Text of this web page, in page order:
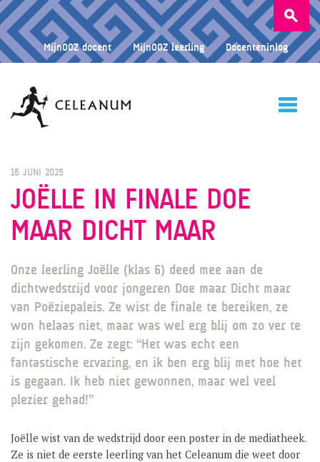
Zoeken
naar:
MijnOOZ docent MijnOOZ leerling Docenteninlog
CELEANUM
ONDERWIJS
GROEP 8 / JONG CELEANUM
16 JUNI 2025
JOËLLE IN FINALE DOE
MAAR DICHT MAAR
Onze leerling Joëlle (klas 6) deed mee aan de
dichtwedstrijd voor jongeren Doe maar Dicht maar
van Poëziepaleis. Ze wist de finale te bereiken, ze
won helaas niet, maar was wel erg blij om zo ver te
zijn gekomen. Ze zegt: “Het was echt een
fantastische ervaring, en ik ben erg blij met hoe het
is gegaan. Ik heb niet gewonnen, maar wel veel
plezier gehad!”
Joëlle wist van de wedstrijd door een poster in de mediatheek.
Ze is niet de eerste leerling van het Celeanum die weet door